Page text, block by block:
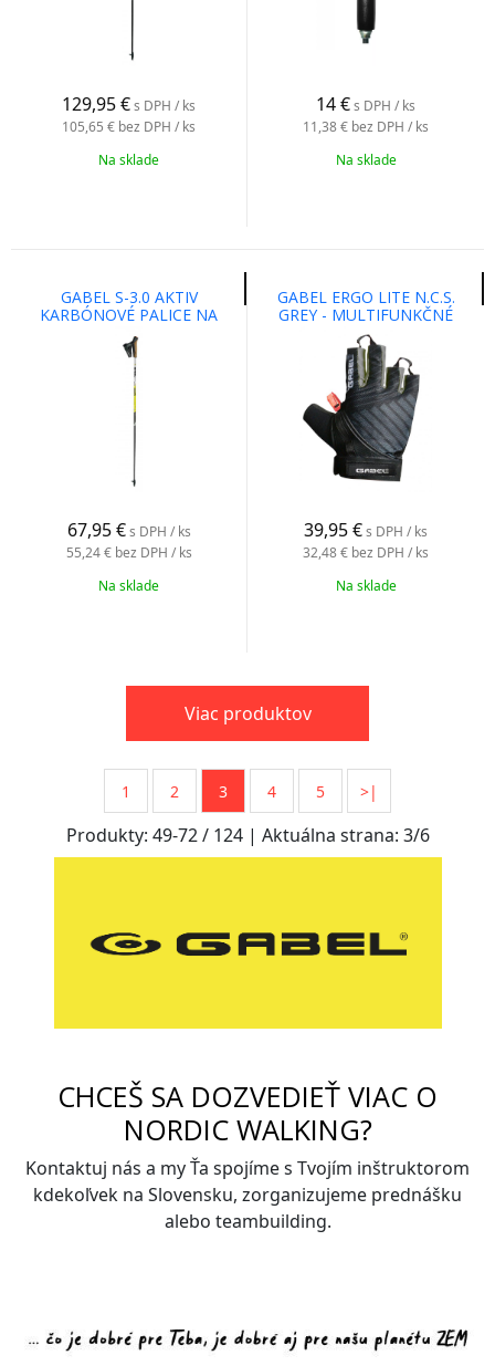
129,95€s DPH / ks
105,65 € bez DPH / ks
Na sklade
14€s DPH / ks
11,38 € bez DPH / ks
Na sklade
GABEL S-3.0 AKTIV
KARBÓNOVÉ PALICE NA
NORDIC WALKING
67,95 € s DPH / ks
55,24 € bez DPH / ks
Na sklade
GABEL ERGO LITE N.C.S.
GREY - MULTIFUNKČNÉ
RUKAVICE NA NORDIC
WALKING
39,95€s DPH / ks
32,48 € bez DPH / ks
Na sklade
Viac produktov
1 2 3 4 5 >|
Produkty: 49-72/ 124| Aktuálna strana: 3/6
CHCEŠ SA DOZVEDIEŤ VIAC O
NORDIC WALKING?
Kontaktuj nás a my Ťa spojíme s Tvojím inštruktorom
kdekoľvek na Slovensku, zorganizujeme prednášku
alebo teambuilding.